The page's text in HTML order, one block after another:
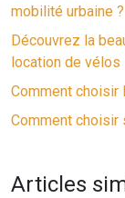
mobilité urbaine ?
Découvrez la
location de vélos
Comment choisir
Comment choisir
Articles